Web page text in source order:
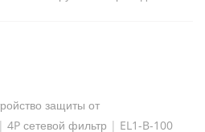
защиты от
| 4P сетевой фильтр | EL1-B-100